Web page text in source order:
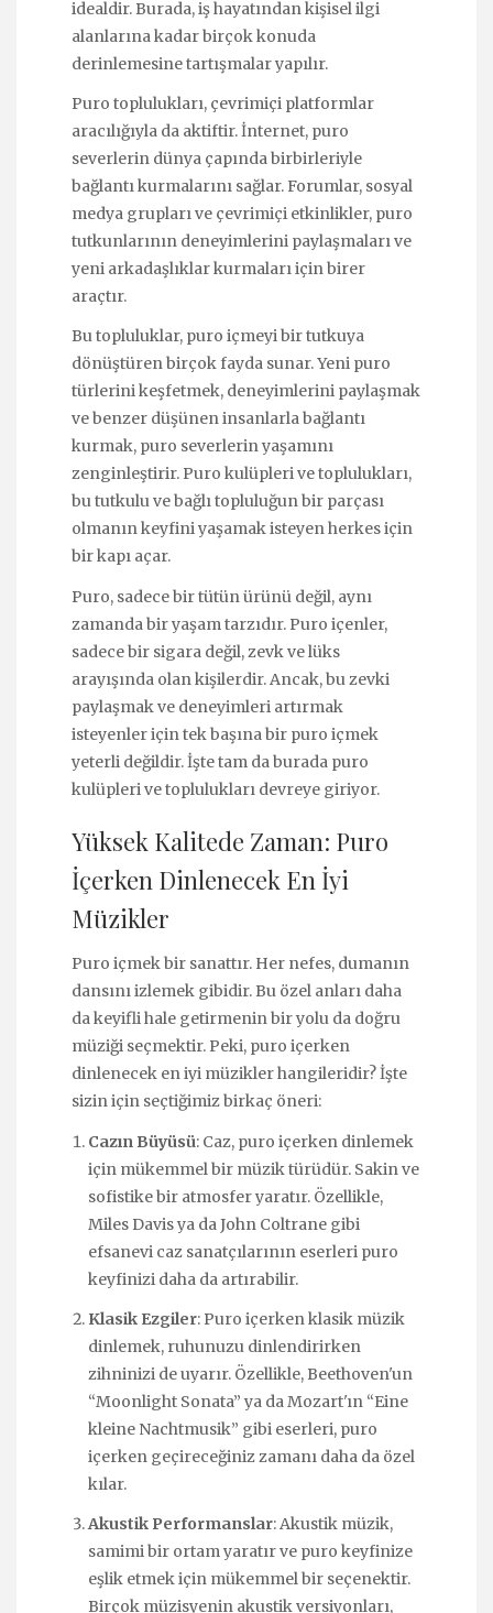
idealdir. Burada, iş hayatından kişisel ilgi
alanlarına kadar birçok konuda
derinlemesine tartışmalar yapılır.
Puro toplulukları, çevrimiçi platformlar
aracılığıyla da aktiftir. İnternet, puro
severlerin dünya çapında birbirleriyle
bağlantı kurmalarını sağlar. Forumlar, sosyal
medya grupları ve çevrimiçi etkinlikler, puro
tutkunlarının deneyimlerini paylaşmaları ve
yeni arkadaşlıklar kurmaları için birer
araçtır.
Bu topluluklar, puro içmeyi bir tutkuya
dönüştüren birçok fayda sunar. Yeni puro
türlerini keşfetmek, deneyimlerini paylaşmak
ve benzer düşünen insanlarla bağlantı
kurmak, puro severlerin yaşamını
zenginleştirir. Puro kulüpleri ve toplulukları,
bu tutkulu ve bağlı topluluğun bir parçası
olmanın keyfini yaşamak isteyen herkes için
bir kapı açar.
Puro, sadece bir tütün ürünü değil, aynı
zamanda bir yaşam tarzıdır. Puro içenler,
sadece bir sigara değil, zevk ve lüks
arayışında olan kişilerdir. Ancak, bu zevki
paylaşmak ve deneyimleri artırmak
isteyenler için tek başına bir puro içmek
yeterli değildir. İşte tam da burada puro
kulüpleri ve toplulukları devreye giriyor.
Yüksek Kalitede Zaman: Puro
İçerken Dinlenecek En İyi
Müzikler
Puro içmek bir sanattır. Her nefes, dumanın
dansını izlemek gibidir. Bu özel anları daha
da keyifli hale getirmenin bir yolu da doğru
müziği seçmektir. Peki, puro içerken
dinlenecek en iyi müzikler hangileridir? İşte
sizin için seçtiğimiz birkaç öneri:
Cazın Büyüsü: Caz, puro içerken dinlemek
için mükemmel bir müzik türüdür. Sakin ve
sofistike bir atmosfer yaratır. Özellikle,
Miles Davis ya da John Coltrane gibi
efsanevi caz sanatçılarının eserleri puro
keyfinizi daha da artırabilir.
Klasik Ezgiler: Puro içerken klasik müzik
dinlemek, ruhunuzu dinlendirirken
zihninizi de uyarır. Özellikle, Beethoven'un
“Moonlight Sonata” ya da Mozart'ın “Eine
kleine Nachtmusik” gibi eserleri, puro
içerken geçireceğiniz zamanı daha da özel
kılar.
Akustik Performanslar: Akustik müzik,
samimi bir ortam yaratır ve puro keyfinize
eşlik etmek için mükemmel bir seçenektir.
Birçok müzisyenin akustik versiyonları,